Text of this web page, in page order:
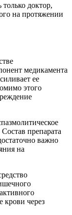
доктор,
на протяжении
медикамента
ее
этого
препарата
важно
на
крови через